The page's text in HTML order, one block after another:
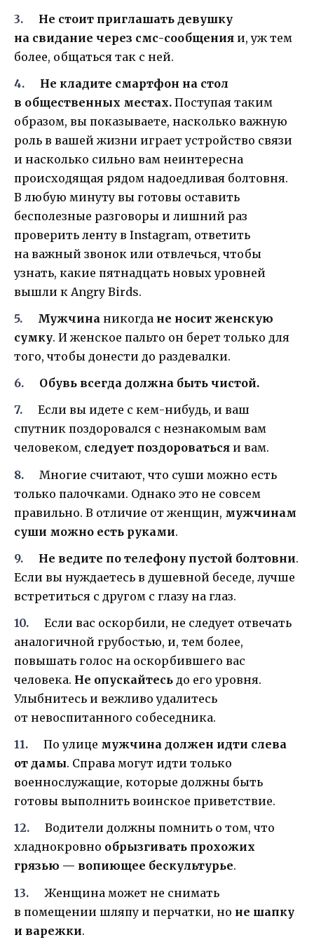
Не стоит приглашать девушку
на свидание через смс-сообщения и, уж тем
более, общаться так с ней.
Не кладите смартфон на стол
в общественных местах. Поступая таким
образом, вы показываете, насколько важную
роль в вашей жизни играет устройство связи
и насколько сильно вам неинтересна
происходящая рядом надоедливая болтовня.
В любую минуту вы готовы оставить
бесполезные разговоры и лишний раз
проверить ленту в Instagram, ответить
на важный звонок или отвлечься, чтобы
узнать, какие пятнадцать новых уровней
вышли к Angry Birds.
Мужчинаникогда не носит женскую
сумку. И женское пальто он берет только для
того, чтобы донести до раздевалки.
Обувь всегда должна быть чистой.
Если вы идете с кем-нибудь, и ваш
спутник поздоровался с незнакомым вам
человеком, следует поздороваться и вам.
Многие считают, что суши можно есть
только палочками. Однако это не совсем
правильно. В отличие от женщин, мужчинам
суши можно есть руками.
Не ведите по телефону пустой болтовни.
Если вы нуждаетесь в душевной беседе, лучше
встретиться с другом с глазу на глаз.
Если вас оскорбили, не следует отвечать
аналогичной грубостью, и, тем более,
повышать голос на оскорбившего вас
человека. Не опускайтесь до его уровня.
Улыбнитесь и вежливо удалитесь
от невоспитанного собеседника.
По улице мужчина должен идти слева
от дамы. Справа могут идти только
военнослужащие, которые должны быть
готовы выполнить воинское приветствие.
Водители должны помнить о том, что
хладнокровно обрызгивать прохожих
грязью — вопиющее бескультурье.
Женщина может не снимать
в помещении шляпу и перчатки, но не шапку
и варежки.